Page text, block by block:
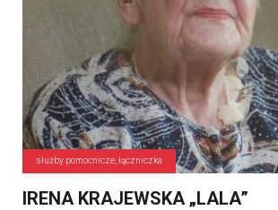
służby pomocnicze, łączniczka
IRENA KRAJEWSKA „LALA”